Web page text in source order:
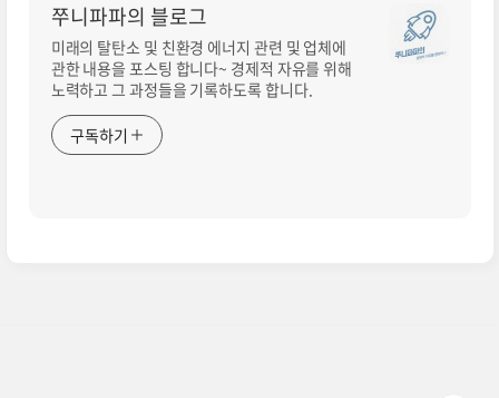
쭈니파파의 블로그
미래의 탈탄소 및 친환경 에너지 관련 및 업체에
관한 내용을 포스팅 합니다~ 경제적 자유를 위해
노력하고 그 과정들을 기록하도록 합니다.
구독하기